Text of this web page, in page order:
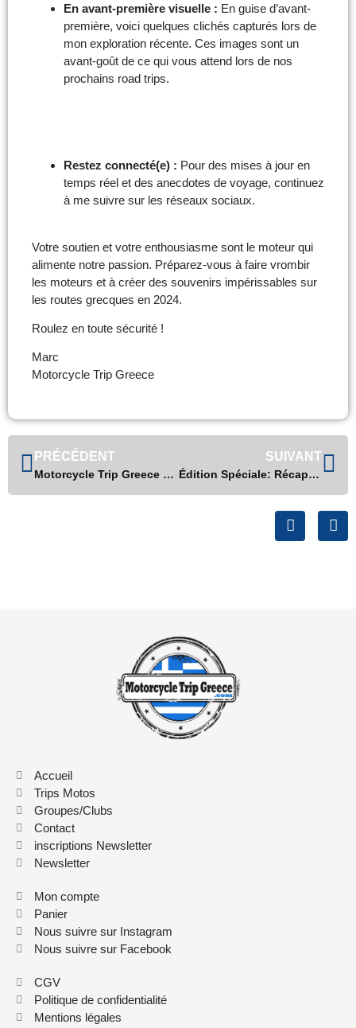
En avant-première visuelle : En guise d’avant-
première, voici quelques clichés capturés lors de
mon exploration récente. Ces images sont un
avant-goût de ce qui vous attend lors de nos
prochains road trips.
Restez connecté(e) : Pour des mises à jour en
temps réel et des anecdotes de voyage, continuez
à me suivre sur les réseaux sociaux.
Votre soutien et votre enthousiasme sont le moteur qui
alimente notre passion. Préparez-vous à faire vrombir
les moteurs et à créer des souvenirs impérissables sur
les routes grecques en 2024.
Roulez en toute sécurité !
Marc
Motorcycle Trip Greece
PRÉCÉDENT
Motorcycle Trip Greece – J-3 Restez connectés – 11-2023
SUIVANT
Édition Spéciale: Récapitulatif 2023 et Vœux pour 2024! Motorcycle Trip Greece
Accueil
Trips Motos
Groupes/Clubs
Contact
inscriptions Newsletter
Newsletter
Mon compte
Panier
Nous suivre sur Instagram
Nous suivre sur Facebook
CGV
Politique de confidentialité
Mentions légales